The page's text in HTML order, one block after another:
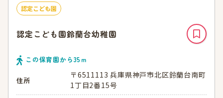
認定こども園
認定こども園鈴蘭台幼稚園
この保育園から35ｍ
住所
〒6511113 兵庫県神戸市北区鈴蘭台南町
1丁目2番15号